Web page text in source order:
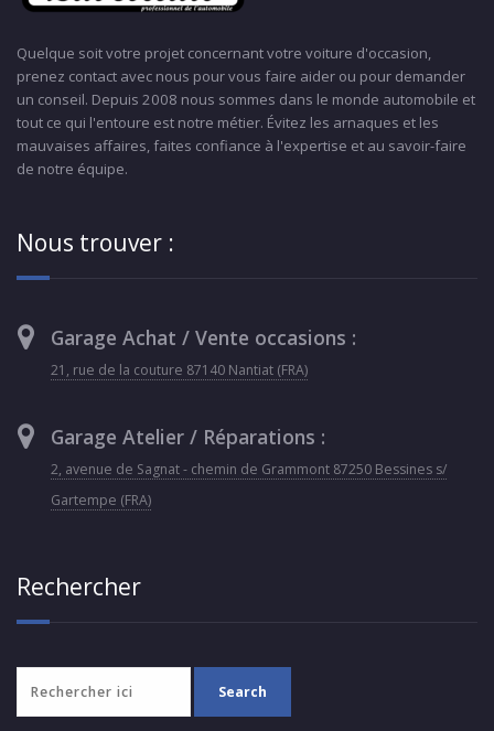
Quelque soit votre projet concernant votre voiture d'occasion,
prenez contact avec nous pour vous faire aider ou pour demander
un conseil. Depuis 2008 nous sommes dans le monde automobile et
tout ce qui l'entoure est notre métier. Évitez les arnaques et les
mauvaises affaires, faites confiance à l'expertise et au savoir-faire
de notre équipe.
Nous trouver :
Garage Achat / Vente occasions :
21, rue de la couture 87140 Nantiat (FRA)
Garage Atelier / Réparations :
2, avenue de Sagnat - chemin de Grammont 87250 Bessines s/
Gartempe (FRA)
Rechercher